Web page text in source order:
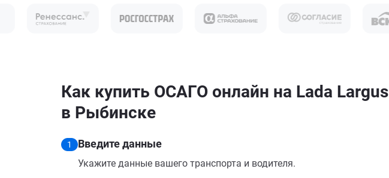
Как купить ОСАГО онлайн на Lada Largus
в Рыбинске
1 Введите данные
Укажите данные вашего транспорта и водителя.